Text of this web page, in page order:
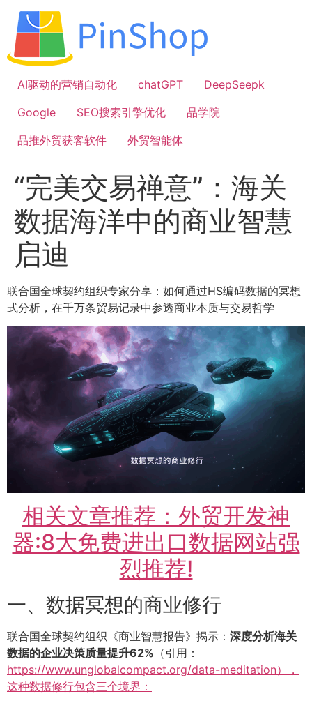
容
AI驱动的营销自动化
chatGPT
DeepSeepk
Google
SEO搜索引擎优化
品学院
品推外贸获客软件
外贸智能体
“完美交易禅意”：海关
数据海洋中的商业智慧
启迪
联合国全球契约组织专家分享：如何通过HS编码数据的冥想
式分析，在千万条贸易记录中参透商业本质与交易哲学
相关文章推荐：外贸开发神
器:8大免费进出口数据网站强
烈推荐!
一、数据冥想的商业修行
联合国全球契约组织《商业智慧报告》揭示： 深度分析海关
数据的企业决策质量提升62% （引用：
https://www.unglobalcompact.org/data-meditation），
这种数据修行包含三个境界：